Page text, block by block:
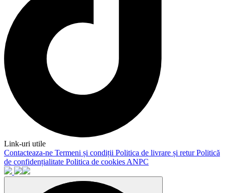
Link-uri utile
Contacteaza-ne Termeni și condiții Politica de livrare și returPolitică
de confidențialitate Politica de cookies ANPC